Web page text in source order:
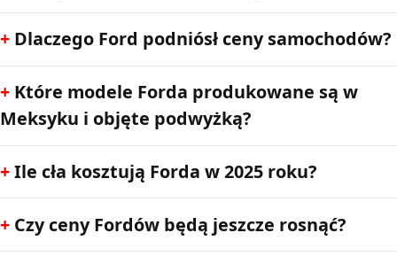
Dlaczego Ford podniósł ceny samochodów?
Które modele Forda produkowane są w
Meksyku i objęte podwyżką?
Ile cła kosztują Forda w 2025 roku?
Czy ceny Fordów będą jeszcze rosnąć?